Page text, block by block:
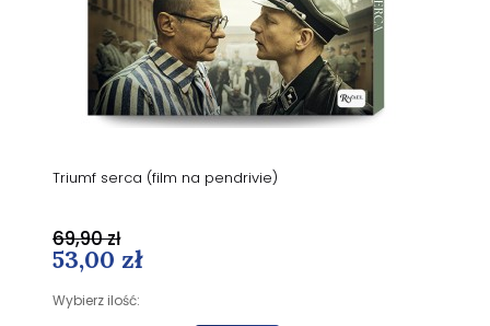
Triumf serca (film na pendrivie)
53,00 zł
Wybierz ilość:
69,90 zł